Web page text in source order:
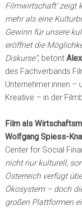
Filmwirtschaft‘ zeigt
mehr als eine
Gewinn für unsere
eröffnet die
Diskurse“, betont
des Fachverbands
Unternehmer:innen –
Kreative – in der
Film als
Wolfgang Spiess-
Center for Social
nicht nur kulturell,
Österreich verfügt
Ökosystem – doch
großen Plattformen